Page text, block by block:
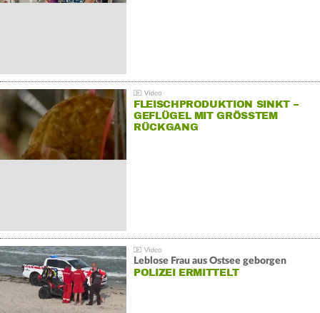
FLEISCHPRODUKTION SINKT –
GEFLÜGEL MIT GRÖSSTEM R
ÜCKGANG
Leblose Frau aus Ostsee geborgen
POLIZEI ERMITTELT